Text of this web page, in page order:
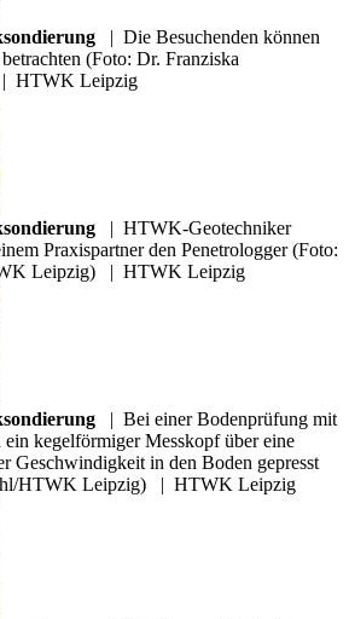
| Die Besuchenden können
(Foto: Dr. Franziska
HTWK Leipzig
| HTWK-Geotechniker
Praxispartner den Penetrologger (Foto:
Leipzig) | HTWK Leipzig
| Bei einer Bodenprüfung mit
kegelförmiger Messkopf über eine
Geschwindigkeit in den Boden gepresst
HTWK Leipzig) | HTWK Leipzig